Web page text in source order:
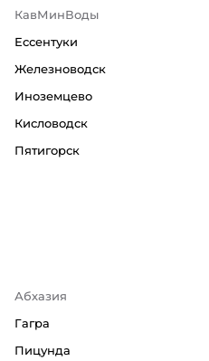
КавМинВоды
Ессентуки
Железноводск
Иноземцево
Кисловодск
Пятигорск
Абхазия
Гагра
Пицунда